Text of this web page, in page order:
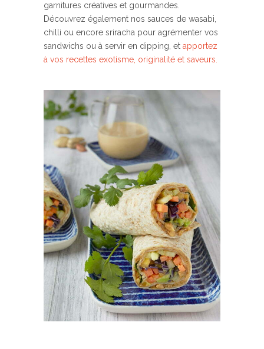
garnitures créatives et gourmandes.
Découvrez également nos sauces de wasabi,
chilli ou encore sriracha pour agrémenter vos
sandwichs ou à servir en dipping, et apportez
à vos recettes exotisme, originalité et saveurs.